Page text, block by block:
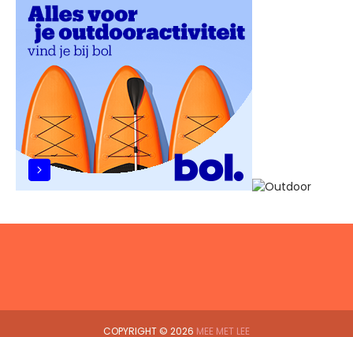
COPYRIGHT © 2026 MEE MET LEE